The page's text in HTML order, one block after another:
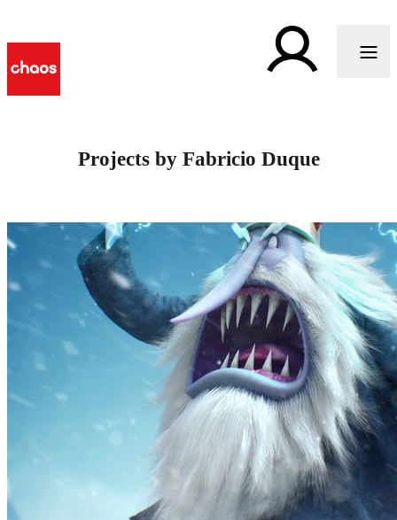
Projects by Fabricio Duque